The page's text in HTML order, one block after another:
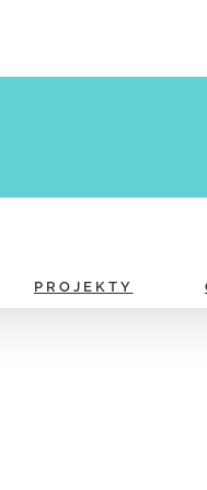
PROJEKTY